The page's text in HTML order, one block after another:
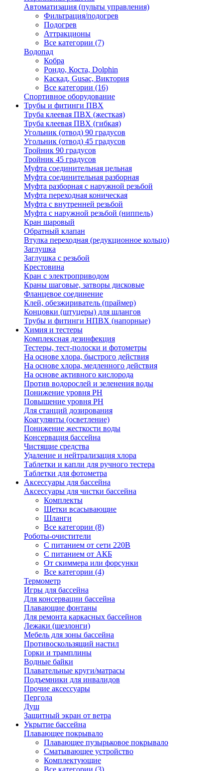
Автоматизация (пульты управления)
Фильтрация/подогрев
Подогрев
Аттракционы
Все категории (7)
Водопад
Кобра
Рондо, Коста, Dolphin
Каскад, Gusac, Виктория
Все категории (16)
Спортивное оборудование
Трубы и фитинги ПВХ
Труба клеевая ПВХ (жесткая)
Труба клеевая ПВХ (гибкая)
Угольник (отвод) 90 градусов
Угольник (отвод) 45 градусов
Тройник 90 градусов
Тройник 45 градусов
Муфта соединительная цельная
Муфта соединительная разборная
Муфта разборная с наружной резьбой
Муфта переходная коническая
Муфта с внутренней резьбой
Муфта с наружной резьбой (ниппель)
Кран шаровый
Обратный клапан
Втулка переходная (редукционное кольцо)
Заглушка
Заглушка с резьбой
Крестовина
Кран с электроприводом
Краны шаговые, затворы дисковые
Фланцевое соединение
Клей, обезжириватель (праймер)
Концовки (штуцеры) для шлангов
Трубы и фитинги НПВХ (напорные)
Химия и тестеры
Комплексная дезинфекция
Тестеры, тест-полоски и фотометры
На основе хлора, быстрого действия
На основе хлора, медленного действия
На основе активного кислорода
Против водорослей и зеленения воды
Понижение уровня РН
Повышение уровня РН
Для станций дозирования
Коагулянты (осветление)
Понижение жесткости воды
Консервация бассейна
Чистящие средства
Удаление и нейтрализация хлора
Таблетки и капли для ручного тестера
Таблетки для фотометра
Аксессуары для бассейна
Аксессуары для чистки бассейна
Комплекты
Щетки всасывающие
Шланги
Все категории (8)
Роботы-очистители
С питанием от сети 220В
С питанием от АКБ
От скиммера или форсунки
Все категории (4)
Термометр
Игры для бассейна
Для консервации бассейна
Плавающие фонтаны
Для ремонта каркасных бассейнов
Лежаки (шезлонги)
Мебель для зоны бассейна
Противоскользящий настил
Горки и трамплины
Водные байки
Плавательные круги/матрасы
Подъемники для инвалидов
Прочие аксессуары
Пергола
Душ
Защитный экран от ветра
Укрытие бассейна
Плавающее покрывало
Плавающее пузырьковое покрывало
Сматывающее устройство
Комплектующие
Все категории (3)